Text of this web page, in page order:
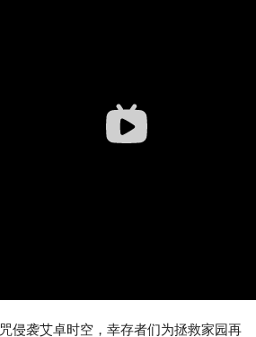
侵袭艾卓时空，幸存者们为拯救家园再